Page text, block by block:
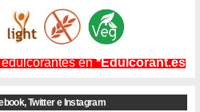
edulcorantes en*Edulcorant.es
Twitter e Instagram